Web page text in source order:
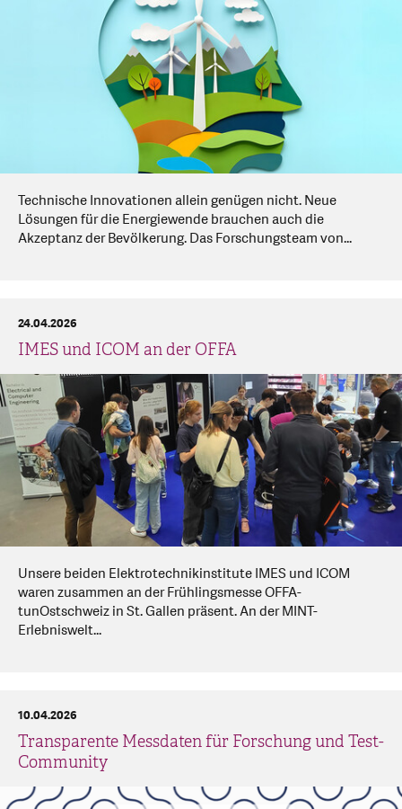
Technische Innovationen allein genügen nicht. Neue
Lösungen für die Energiewende brauchen auch die
Akzeptanz der Bevölkerung. Das Forschungsteam von...
IMES und ICOM an der OFFA
24.04.2026
Unsere beiden Elektrotechnikinstitute IMES und ICOM
waren zusammen an der Frühlingsmesse OFFA-
tunOstschweiz in St. Gallen präsent. An der MINT-
Erlebniswelt...
Transparente Messdaten für Forschung und Test-
Community
10.04.2026